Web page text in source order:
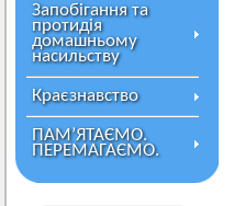
Запобігання та
протидія
домашньому
насильству
Краєзнавство
ПАМ’ЯТАЄМО.
ПЕРЕМАГАЄМО.